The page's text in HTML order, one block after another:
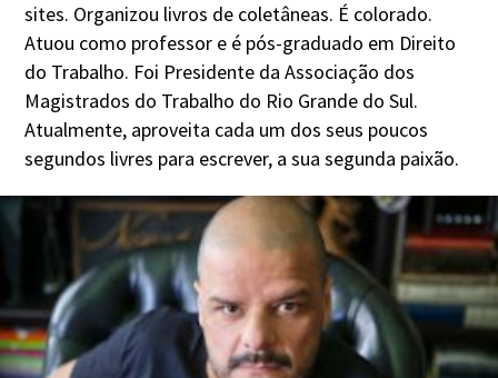
sites. Organizou livros de coletâneas. É colorado.
Atuou como professor e é pós-graduado em Direito
do Trabalho. Foi Presidente da Associação dos
Magistrados do Trabalho do Rio Grande do Sul.
Atualmente, aproveita cada um dos seus poucos
segundos livres para escrever, a sua segunda paixão.